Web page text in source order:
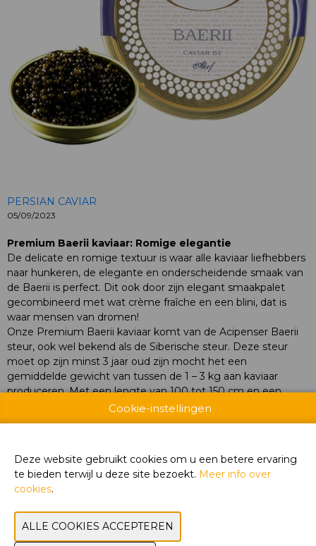
PERSIAN CAVIAR
05/09/2023
Premium Baerii kaviaar: Romige elegantie
De delicate en romige textuur is waar alle kaviaar liefhebbers
naar hunkeren, de elegante en onderscheidende smaak van
de Baerii is perfect. Dit ook door zijn elegant smaakpalet
gecombineerd met wat crème fraîche en een blini, dat is
waar mensen van dromen!
Onze Premium Baerii kaviaar komt van de Acipenser Baerii
steur, ook wel bekend als de Siberische steur. Deze steur
moet op zijn minst 3 jaar oud zijn mocht het een
gemiddelde gewicht van tussen de 1 – 3 kg aan kaviaar
produceren. Met een lengte van 100 tot 150 cm en een
gewicht tot 25 kg is dit de kleinste soort steur die onze
kaviaar produceert. De Siberische steur produceert ook het
zijn kenmerkende donkerbruine tot zwarte kleur. Meest
kenmerkende smaken van deze soort zijn romig en ziltig.
Veelal gebruikt door top horeca en kenners om een heerlijk
visgerecht af te maken.
Voor uw gemak hebben wij verschillende blikmaten
beschikbaar: 10 gram, 30 gram, 50 gram, 125 gram, 250 gram,
Cookie-instellingen
Deze website gebruikt cookies om u een betere ervaring
te bieden terwijl u deze site bezoekt. Meer info over
cookies.